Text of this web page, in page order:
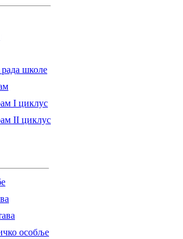
школе
I циклус
II циклус
особље